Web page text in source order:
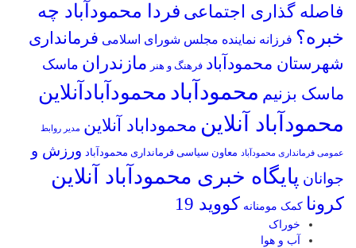
فاصله گذاری اجتماعی فردا محمودآباد چه
خبره؟ فرزانه نماینده مجلس شورای اسلامی فرمانداری
شهرستان محمودآباد فرهنگ و هنر مازندران ماسک
ماسک بزنیم محمودآباد محمودآبادآنلاین
محمودآباد آنلاین محموداباد آنلاین مدیر روابط
عمومی فرمانداری محمودآباد معاون سیاسی فرمانداری محمودآباد ورزش و
جوانان پایگاه خبری محمودآباد آنلاین
کرونا کمک مومنانه کووید 19
خوراک
آب و هوا